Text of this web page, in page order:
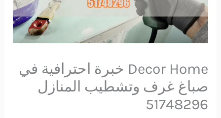
Decor Home خبرة احترافية في
صباغ غرف وتشطيب المنازل
51748296